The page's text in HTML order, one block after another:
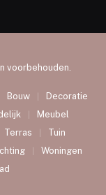
voorbehouden.
Bouw
Decoratie
Meubel
Terras
Tuin
Woningen